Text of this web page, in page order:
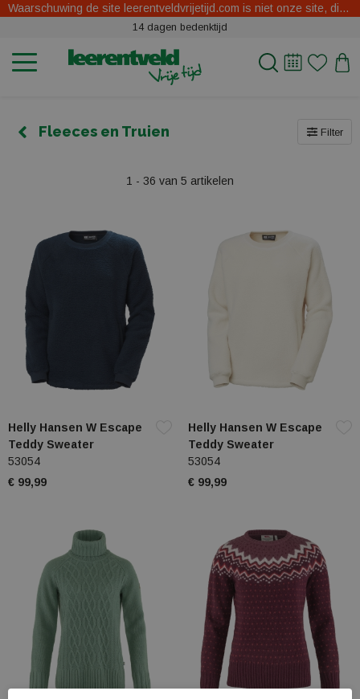
Waarschuwing de site leerentveldvrijetijd.com is niet onze site, dit zijn oplichters.
14 dagen bedenktijd
Fleeces en Truien Filter
1 - 36 van 5 artikelen
Helly Hansen W Escape
Teddy Sweater
53054
€ 99,99
Helly Hansen W Escape
Teddy Sweater
53054
€ 99,99